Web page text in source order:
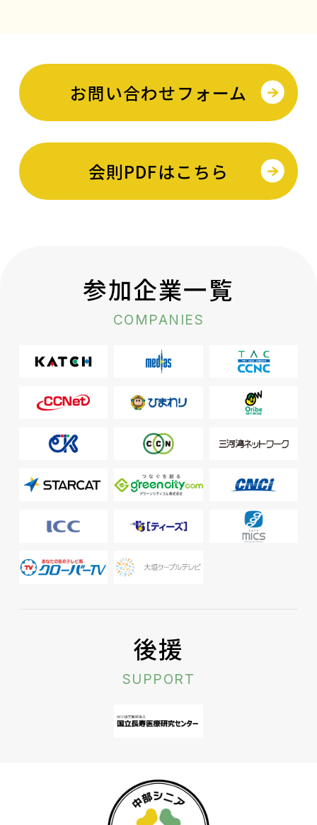
お問い合わせフォーム
会則PDFはこちら
参加企業一覧
COMPANIES
後援
SUPPORT